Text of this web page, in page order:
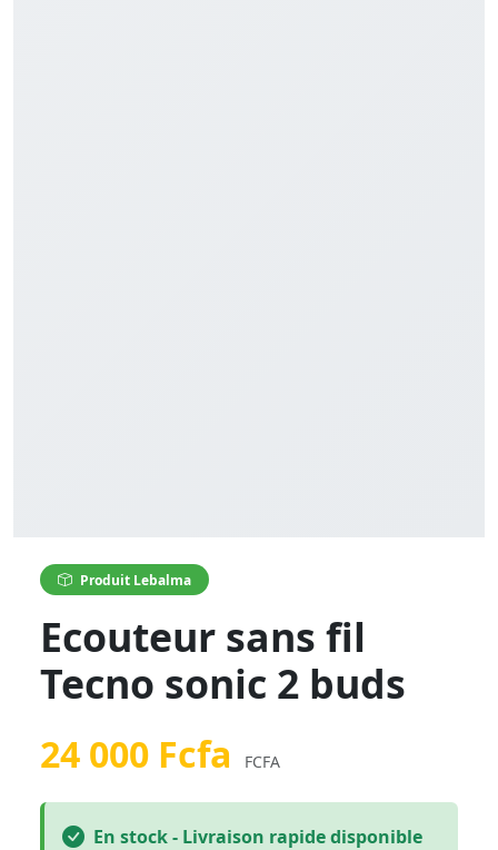
Produit Lebalma
Ecouteur sans fil
Tecno sonic 2 buds
24 000 Fcfa FCFA
En stock - Livraison rapide disponible